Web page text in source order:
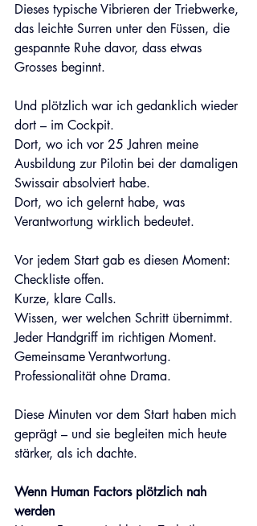
Dieses typische Vibrieren der Triebwerke,
das leichte Surren unter den Füssen, die
gespannte Ruhe davor, dass etwas
Grosses beginnt.
Und plötzlich war ich gedanklich wieder
dort – im Cockpit.
Dort, wo ich vor 25 Jahren meine
Ausbildung zur Pilotin bei der damaligen
Swissair absolviert habe.
Dort, wo ich gelernt habe, was
Verantwortung wirklich bedeutet.
Vor jedem Start gab es diesen Moment:
Checkliste offen.
Kurze, klare Calls.
Wissen, wer welchen Schritt übernimmt.
Jeder Handgriff im richtigen Moment.
Gemeinsame Verantwortung.
Professionalität ohne Drama.
Diese Minuten vor dem Start haben mich
geprägt – und sie begleiten mich heute
stärker, als ich dachte.
Wenn Human Factors plötzlich nah
werden